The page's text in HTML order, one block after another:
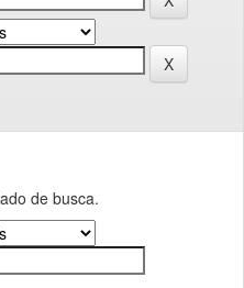
de busca.